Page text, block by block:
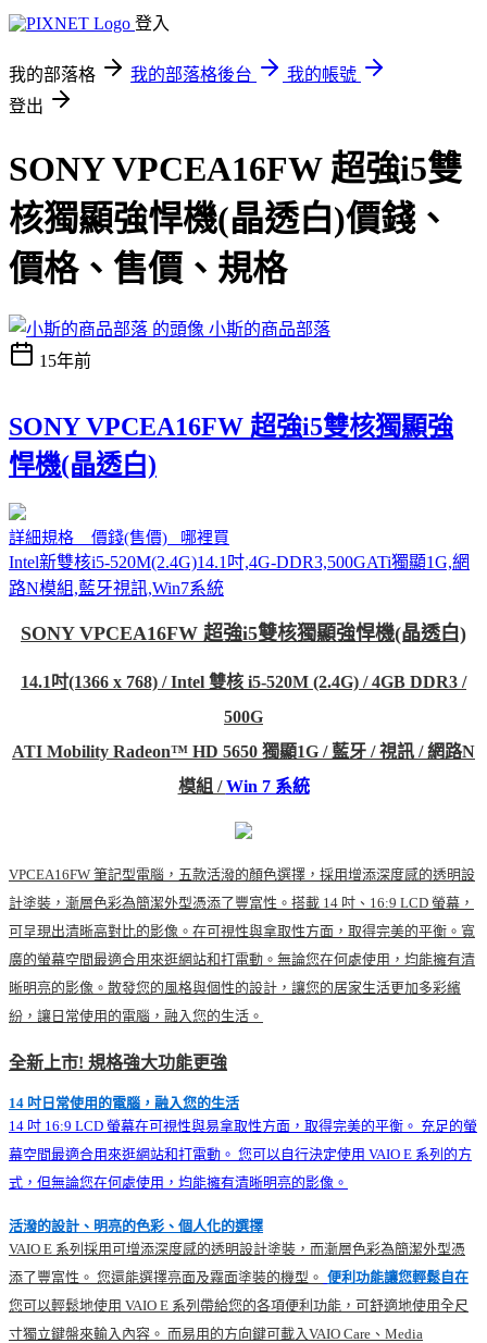
登入
我的部落格 我的部落格後台
我的帳號
登出
SONY VPCEA16FW 超強i5雙
核獨顯強悍機(晶透白)價錢、
價格、售價、規格
小斯的商品部落
15年前
SONY VPCEA16FW 超強i5雙核獨顯強
悍機(晶透白)
詳細規格 價錢(售價) 哪裡買
Intel新雙核i5-520M(2.4G)14.1吋,4G-DDR3,500GATi獨顯1G,網
路N模組,藍牙視訊,Win7系統
SONY VPCEA16FW 超強i5雙核獨顯強悍機(晶透白)
14.1吋(1366 x 768) / Intel 雙核 i5-520M (2.4G) / 4GB DDR3 /
500G
ATI Mobility Radeon™ HD 5650 獨顯1G / 藍牙 / 視訊 / 網路N
模組 /Win 7 系統
VPCEA16FW 筆記型電腦，五款活潑的顏色選擇，採用增添深度感的透明設
計塗裝，漸層色彩為簡潔外型憑添了豐富性。搭載 14 吋、16:9 LCD 螢幕，
可呈現出清晰高對比的影像。在可視性與拿取性方面，取得完美的平衡。寬
廣的螢幕空間最適合用來逛網站和打電動。無論您在何處使用，均能擁有清
晰明亮的影像。散發您的風格與個性的設計，讓您的居家生活更加多彩繽
紛，讓日常使用的電腦，融入您的生活。
全新上市! 規格強大功能更強
14 吋日常使用的電腦，融入您的生活
14 吋 16:9 LCD 螢幕在可視性與易拿取性方面，取得完美的平衡。 充足的螢
幕空間最適合用來逛網站和打電動。 您可以自行決定使用 VAIO E 系列的方
式，但無論您在何處使用，均能擁有清晰明亮的影像。
活潑的設計、明亮的色彩、個人化的選擇
VAIO E 系列採用可增添深度感的透明設計塗裝，而漸層色彩為簡潔外型憑
添了豐富性。 您還能選擇亮面及霧面塗裝的機型。 便利功能讓您輕鬆自在
您可以輕鬆地使用 VAIO E 系列帶給您的各項便利功能，可舒適地使用全尺
寸獨立鍵盤來輸入內容。 而易用的方向鍵可載入VAIO Care、Media